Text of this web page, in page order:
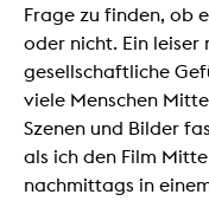
Frage zu finden, ob
oder nicht. Ein leiser
gesellschaftliche
viele Menschen
Szenen und Bilder
als ich den Film
nachmittags in